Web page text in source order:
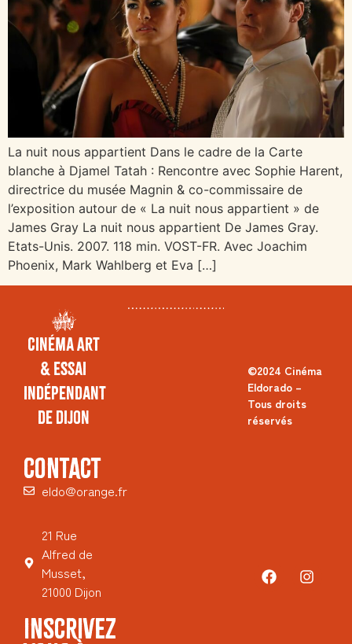
La nuit nous appartient Dans le cadre de la Carte
blanche à Djamel Tatah : Rencontre avec Sophie Harent,
directrice du musée Magnin & co-commissaire de
l’exposition autour de « La nuit nous appartient » de
James Gray La nuit nous appartient De James Gray.
Etats-Unis. 2007. 118 min. VOST-FR. Avec Joachim
Phoenix, Mark Wahlberg et Eva […]
Cinéma Art
& Essai
Indépendant
de Dijon
CONTACT
eldo@orange.fr
21 Rue
Alfred de
Musset,
21000 Dijon
INSCRIVEZ
©2024 Cinéma
Eldorado –
Tous droits
réservés